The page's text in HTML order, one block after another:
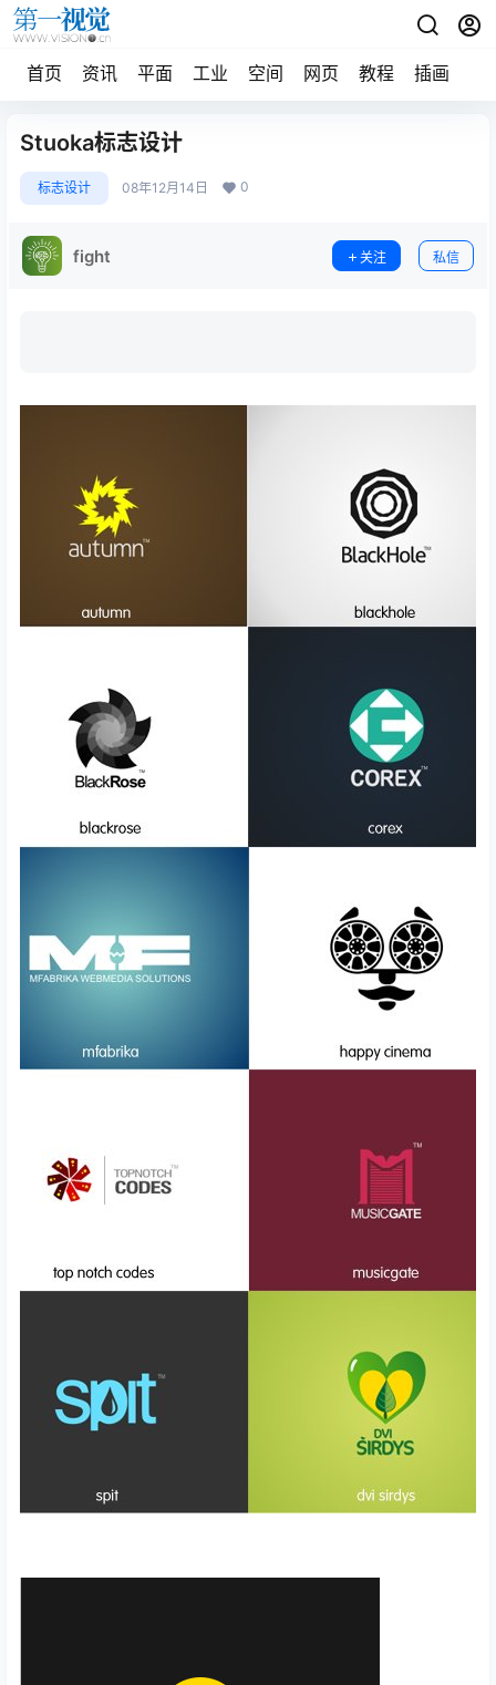
首页 资讯 平面 工业 空间 网页 教程 插画
Stuoka标志设计
标志设计 08年12月14日 0
fight 关注 私信